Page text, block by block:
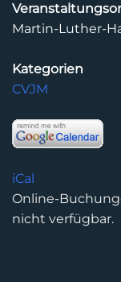
Martin-Luther-
Kategorien
CVJM
iCal
Online-
nicht verfügbar.